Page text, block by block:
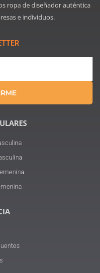
ropa de diseñador auténtica
e individuos.